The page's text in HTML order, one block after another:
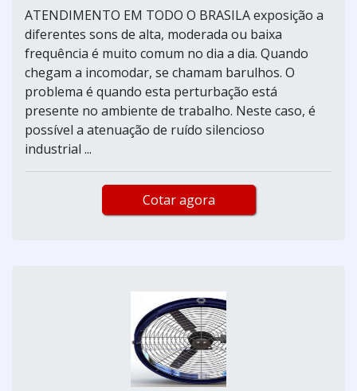
ATENDIMENTO EM TODO O BRASILA exposição a
diferentes sons de alta, moderada ou baixa
frequência é muito comum no dia a dia. Quando
chegam a incomodar, se chamam barulhos. O
problema é quando esta perturbação está
presente no ambiente de trabalho. Neste caso, é
possível a atenuação de ruído silencioso
industrial ...
Cotar agora